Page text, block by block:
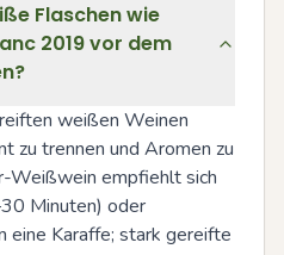
Flaschen wie
2019 vor dem
weißen Weinen
zu trennen und Aromen zu
Weißwein empfiehlt sich
Minuten) oder
eine Karaffe; stark gereifte